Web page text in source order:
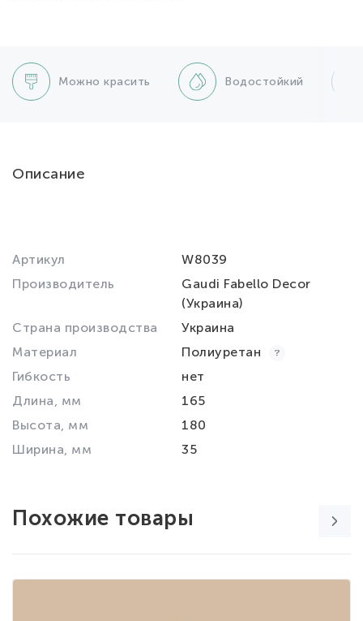
Можно красить Водостойкий
Описание
Артикул
W8039
Производитель
Gaudi Fabello Decor
(Украина)
Страна производства
Украина
Материал
Полиуретан
Гибкость
нет
Длина, мм
165
Высота, мм
180
Ширина, мм
35
Похожие товары